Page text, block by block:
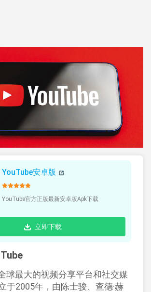
YouTube安卓版
YouTube官方正版最新安卓版Apk下载
立即下载
球最大的视频分享平台和社交媒
于2005年，由陈士骏、查德·赫